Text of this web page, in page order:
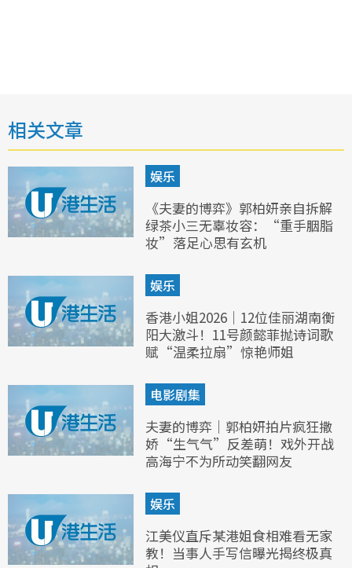
相关文章
娱乐
《夫妻的博弈》郭柏妍亲自拆解
绿茶小三无辜妆容：“重手胭脂
妆”落足心思有玄机
娱乐
香港小姐2026｜12位佳丽湖南衡
阳大激斗！11号颜懿菲抛诗词歌
赋“温柔拉扇”惊艳师姐
电影剧集
夫妻的博弈｜郭柏妍拍片疯狂撒
娇“生气气”反差萌！戏外开战
高海宁不为所动笑翻网友
娱乐
江美仪直斥某港姐食相难看无家
教！当事人手写信曝光揭终极真